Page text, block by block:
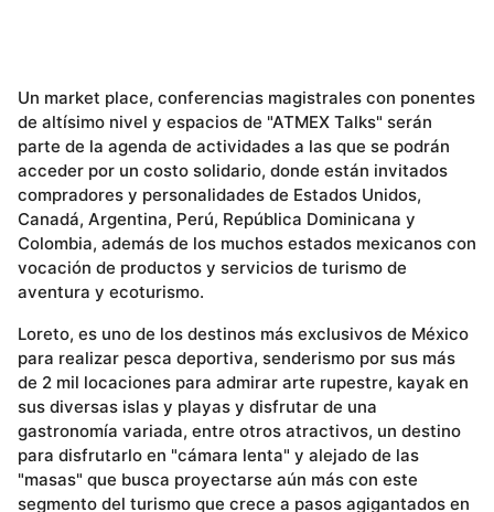
Un market place, conferencias magistrales con ponentes
de altísimo nivel y espacios de "ATMEX Talks" serán
parte de la agenda de actividades a las que se podrán
acceder por un costo solidario, donde están invitados
compradores y personalidades de Estados Unidos,
Canadá, Argentina, Perú, República Dominicana y
Colombia, además de los muchos estados mexicanos con
vocación de productos y servicios de turismo de
aventura y ecoturismo.
Loreto, es uno de los destinos más exclusivos de México
para realizar pesca deportiva, senderismo por sus más
de 2 mil locaciones para admirar arte rupestre, kayak en
sus diversas islas y playas y disfrutar de una
gastronomía variada, entre otros atractivos, un destino
para disfrutarlo en "cámara lenta" y alejado de las
"masas" que busca proyectarse aún más con este
segmento del turismo que crece a pasos agigantados en